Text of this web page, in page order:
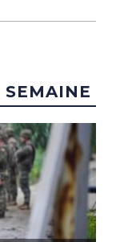
SEMAINE